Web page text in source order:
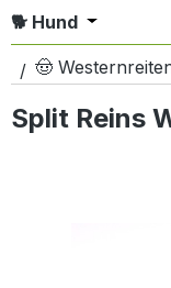
🐕 Hund Öffne
🤠
Split Reins